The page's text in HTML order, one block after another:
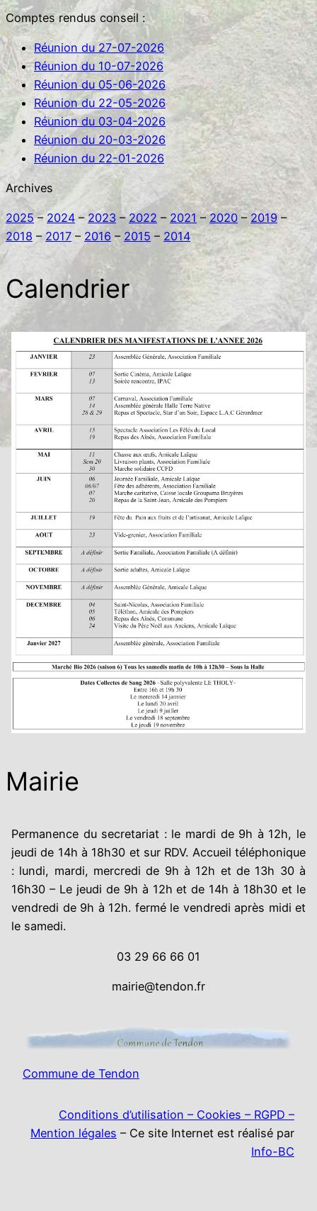
e
r
Comptes rendus conseil :
Réunion du 27-07-2026
Réunion du 10-07-2026
Réunion du 05-06-2026
Réunion du 22-05-2026
Réunion du 03-04-2026
Réunion du 20-03-2026
Réunion du 22-01-2026
Archives
2025– 2024 – 2023 –2022 – 2021 –2020 – 2019 –
2018 –2017 – 2016 – 2015 – 2014
Calendrier
Mairie
Permanence du secretariat : le mardi de 9h à 12h, le
jeudi de 14h à 18h30 et sur RDV. Accueil téléphonique
: lundi, mardi, mercredi de 9h à 12h et de 13h 30 à
16h30 – Le jeudi de 9h à 12h et de 14h à 18h30 et le
vendredi de 9h à 12h. fermé le vendredi après midi et
le samedi.
03 29 66 66 01
mairie@tendon.fr
Commune de Tendon
Conditions d’utilisation – Cookies – RGPD –
Mention légales – Ce site Internet est réalisé par
Info-BC